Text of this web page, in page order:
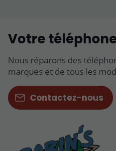
Votre
Nous réparons des
marques et de tous les
Contactez-nous